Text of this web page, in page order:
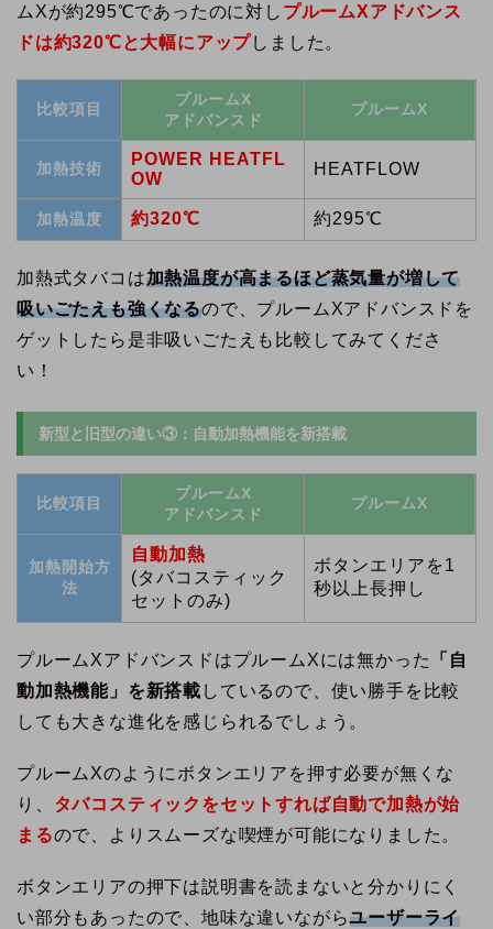
ムXが約295℃であったのに対し プルームXアドバンス
ドは約320℃と大幅にアップしました。
比較項目
プルームX
アドバンスド
プルームX
加熱技術
POWER HEATFL
OW
HEATFLOW
加熱温度 約320℃ 約295℃
加熱式タバコは加熱温度が高まるほど蒸気量が増して
吸いごたえも強くなるので、プルームXアドバンスドを
ゲットしたら是非吸いごたえも比較してみてくださ
い！
新型と旧型の違い③：自動加熱機能を新搭載
比較項目
プルームX
アドバンスド
プルームX
加熱開始方
法
自動加熱
(タバコスティック
セットのみ)
ボタンエリアを1
秒以上長押し
プルームXアドバンスドはプルームXには無かった
「自
動加熱機能」を新搭載 しているので、使い勝手を比較
しても大きな進化を感じられるでしょう。
プルームXのようにボタンエリアを押す必要が無くな
り、
タバコスティックをセットすれば自動で加熱が始
まるので、よりスムーズな喫煙が可能になりました。
ボタンエリアの押下は説明書を読まないと分かりにく
い部分もあったので、地味な違いながらユーザーライ